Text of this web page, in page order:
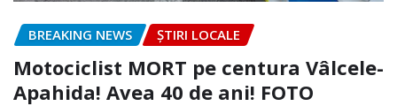
BREAKING NEWS ȘTIRI LOCALE
Motociclist MORT pe centura Vâlcele-
Apahida! Avea 40 de ani! FOTO